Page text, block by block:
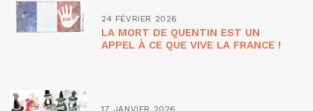
24 FÉVRIER 2026
LA MORT DE QUENTIN EST UN
APPEL À CE QUE VIVE LA FRANCE !
17 JANVIER 2026